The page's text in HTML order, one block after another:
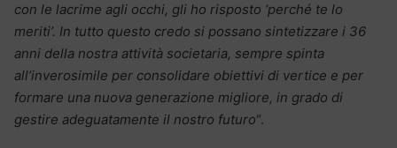
con le lacrime agli occhi, gli ho risposto ‘perché te lo
meriti’. In tutto questo credo si possano sintetizzare i 36
anni della nostra attività societaria, sempre spinta
all’inverosimile per consolidare obiettivi di vertice e per
formare una nuova generazione migliore, in grado di
gestire adeguatamente il nostro futuro“.